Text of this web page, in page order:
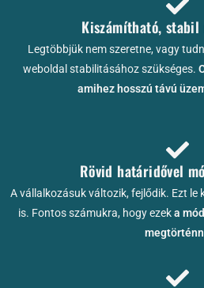
Kiszámítható, stabil
Legtöbbjük nem szeretne, vagy
weboldal stabilitásához szükséges.
amihez hosszú távú
Rövid határidővel
A vállalkozásuk változik, fejlődik. Ezt le
is. Fontos számukra, hogy ezeka